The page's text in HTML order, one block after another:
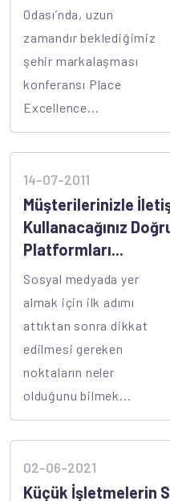
Odası’nda, uzun
zamandır beklediğimiz
şehir markalaşması
konferansı Place
Excellence...
14-07-2011
Müşterilerinizle
Kullanacağınız
Platformları...
Sosyal medyada yer
almak için ilk adımı
attıktan sonra dikkat
edilmesi gereken
noktaların neler
olduğunu bilmek...
02-06-2021
Küçük İşletmelerin